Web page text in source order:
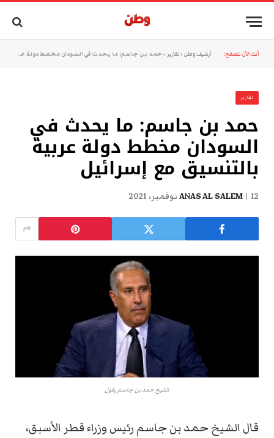
أنت الآن تتصفح: أرشيف وطن » تقارير »حمد بن جاسم: ما يحدث في السودان مخطط دولة عربية بالتنسيق مع إسرائيل
تقارير
حمد بن جاسم: ما يحدث في
السودان مخطط دولة عربية
بالتنسيق مع إسرائيل
ANAS AL SALEM 12 نوفمبر، 2021
الشيخ حمد بن جاسم يقول
قال الشيخ حمد بن جاسم رئيس وزراء قطر الأسبق،